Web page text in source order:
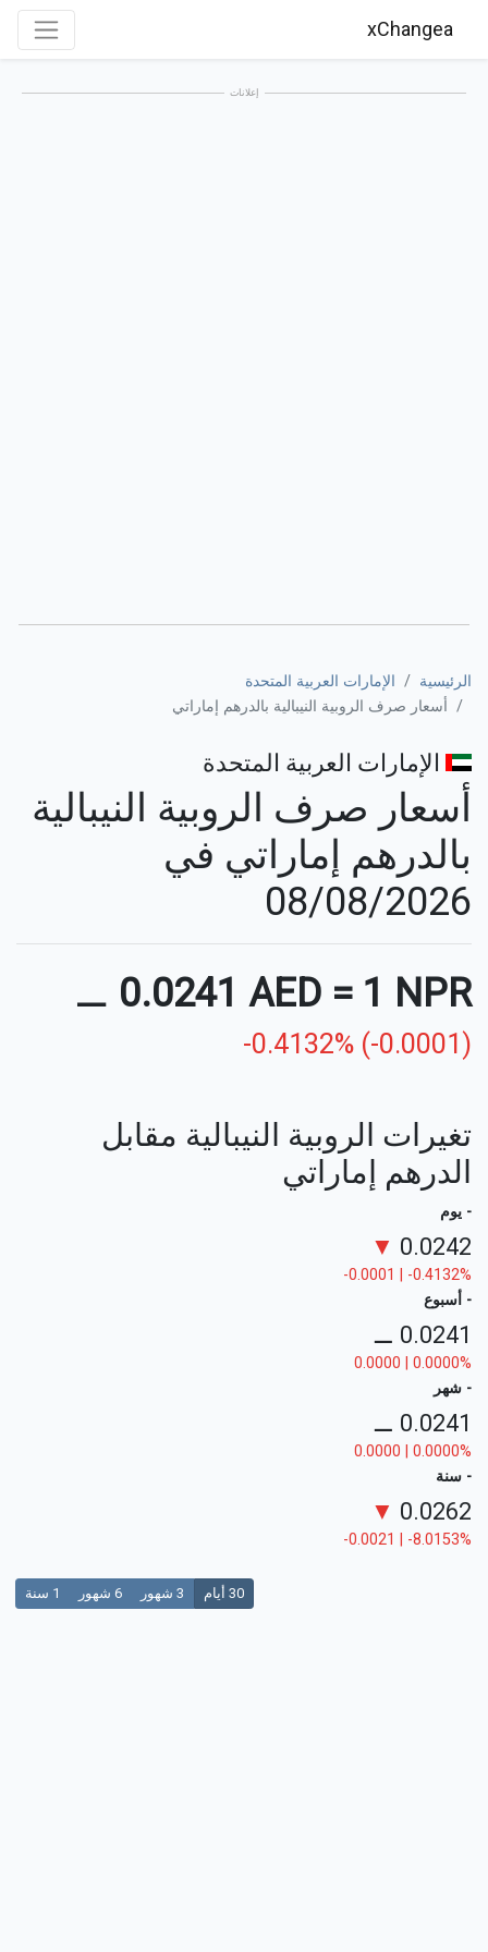
xChangea
إعلانات
الرئيسية
الإمارات العربية المتحدة
أسعار صرف الروبية النيبالية بالدرهم إماراتي
الإمارات العربية المتحدة
أسعار صرف الروبية النيبالية
بالدرهم إماراتي في
08/08/2026
1 NPR
=
0.0241 AED
⚊
-0.4132% (-0.0001)
تغيرات الروبية النيبالية مقابل
الدرهم إماراتي
- يوم
0.0242
▼
-0.0001 | -0.4132%
- أسبوع
0.0241
⚊
0.0000 | 0.0000%
- شهر
0.0241
⚊
0.0000 | 0.0000%
- سنة
0.0262
▼
-0.0021 | -8.0153%
30 أيام 3 شهور 6 شهور 1 سنة